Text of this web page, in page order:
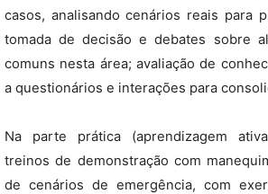
casos, analisando cenários reais para
tomada de decisão e debates sobre
comuns nesta área; avaliação de
a questionários e interações para
Na parte prática (aprendizagem
treinos de demonstração com
de cenários de emergência, com